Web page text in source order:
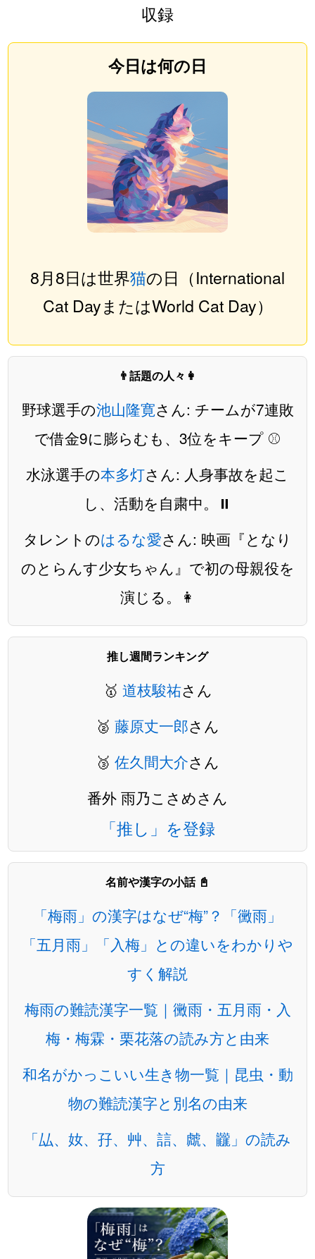
収録
今日は何の日
8月8日は世界猫の日（International
Cat DayまたはWorld Cat Day）
👨話題の人々👩
野球選手の池山隆寛さん: チームが7連敗
で借金9に膨らむも、3位をキープ ⚾️
水泳選手の本多灯さん: 人身事故を起こ
し、活動を自粛中。⏸️
タレントのはるな愛さん: 映画『となり
のとらんす少女ちゃん』で初の母親役を
演じる。👩
推し週間ランキング
🥇 道枝駿祐さん
🥈 藤原丈一郎さん
🥉 佐久間大介さん
番外 雨乃こさめさん
「推し」を登録
名前や漢字の小話 📓
「梅雨」の漢字はなぜ“梅”？「黴雨」
「五月雨」「入梅」との違いをわかりや
すく解説
梅雨の難読漢字一覧｜黴雨・五月雨・入
梅・梅霖・栗花落の読み方と由来
和名がかっこいい生き物一覧｜昆虫・動
物の難読漢字と別名の由来
「厸、奻、孖、艸、誩、虤、龖」の読み
方